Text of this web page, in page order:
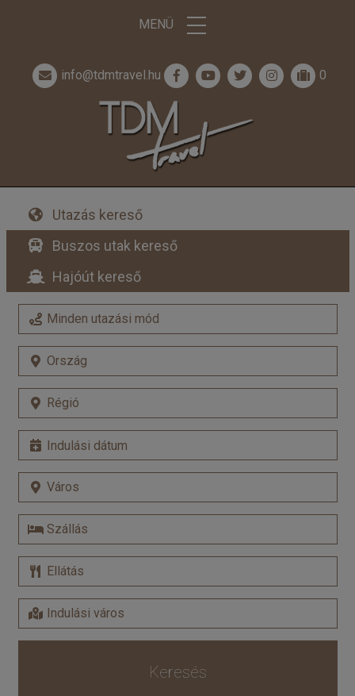
MENÜ
info@tdmtravel.hu 0
Utazás kereső
Buszos utak kereső
Hajóút kereső
Keresés